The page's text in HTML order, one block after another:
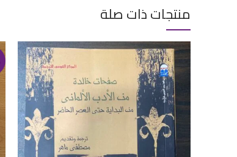
منتجات ذات صلة